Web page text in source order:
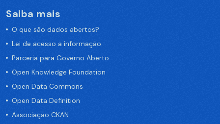
Saiba mais
O que são dados abertos?
Lei de acesso a informação
Parceria para Governo Aberto
Open Knowledge Foundation
Open Data Commons
Open Data Definition
Associação CKAN